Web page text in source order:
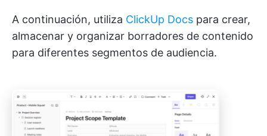
A continuación, utiliza ClickUp Docs para crear,
almacenar y organizar borradores de contenido
para diferentes segmentos de audiencia.